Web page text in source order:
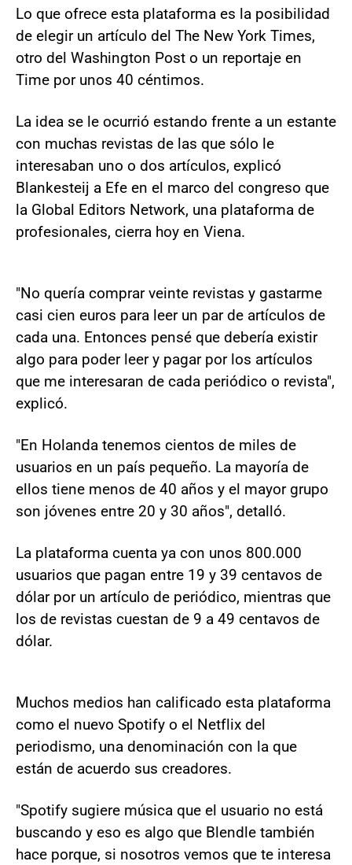
Lo que ofrece esta plataforma es la posibilidad
de elegir un artículo del The New York Times,
otro del Washington Post o un reportaje en
Time por unos 40 céntimos.
La idea se le ocurrió estando frente a un estante
con muchas revistas de las que sólo le
interesaban uno o dos artículos, explicó
Blankesteij a Efe en el marco del congreso que
la Global Editors Network, una plataforma de
profesionales, cierra hoy en Viena.
"No quería comprar veinte revistas y gastarme
casi cien euros para leer un par de artículos de
cada una. Entonces pensé que debería existir
algo para poder leer y pagar por los artículos
que me interesaran de cada periódico o revista",
explicó.
"En Holanda tenemos cientos de miles de
usuarios en un país pequeño. La mayoría de
ellos tiene menos de 40 años y el mayor grupo
son jóvenes entre 20 y 30 años", detalló.
La plataforma cuenta ya con unos 800.000
usuarios que pagan entre 19 y 39 centavos de
dólar por un artículo de periódico, mientras que
los de revistas cuestan de 9 a 49 centavos de
dólar.
Muchos medios han calificado esta plataforma
como el nuevo Spotify o el Netflix del
periodismo, una denominación con la que
están de acuerdo sus creadores.
"Spotify sugiere música que el usuario no está
buscando y eso es algo que Blendle también
hace porque, si nosotros vemos que te interesa